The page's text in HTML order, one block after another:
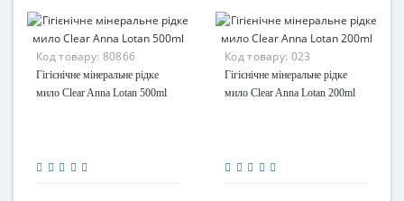
Код товару: 80866
Гігієнічне мінеральне рідке
мило Clear Anna Lotan 500ml
Код товару: 023
Гігієнічне мінеральне рідке
мило Clear Anna Lotan 200ml